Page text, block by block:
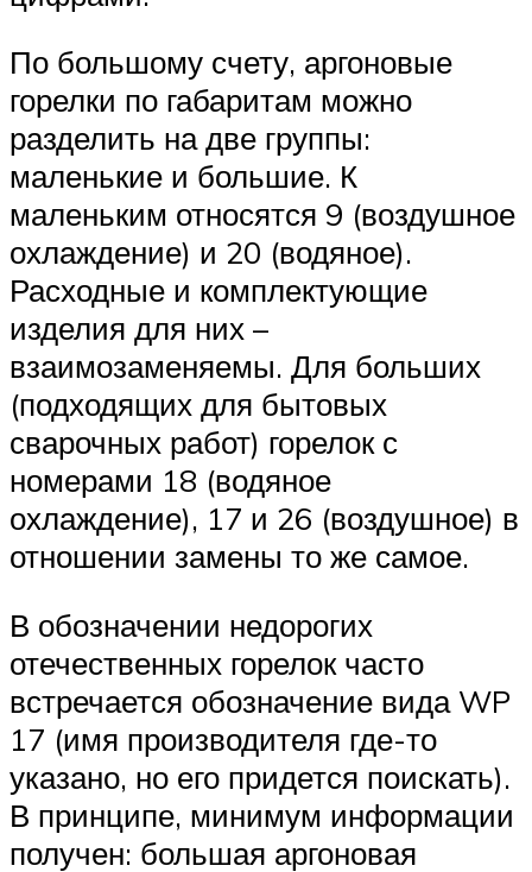
По большому счету, аргоновые
горелки по габаритам можно
разделить на две группы:
маленькие и большие. К
маленьким относятся 9 (воздушное
охлаждение) и 20 (водяное).
Расходные и комплектующие
изделия для них –
взаимозаменяемы. Для больших
(подходящих для бытовых
сварочных работ) горелок с
номерами 18 (водяное
охлаждение), 17 и 26 (воздушное) в
отношении замены то же самое.
В обозначении недорогих
отечественных горелок часто
встречается обозначение вида WP
17 (имя производителя где-то
указано, но его придется поискать).
В принципе, минимум информации
получен: большая аргоновая